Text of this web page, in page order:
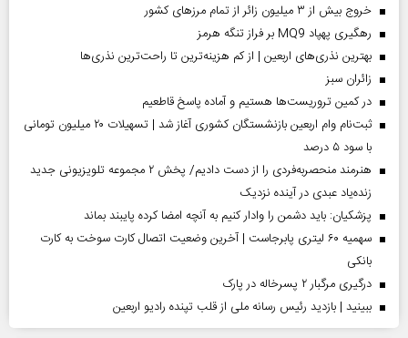
خروج بیش از ۳ میلیون زائر از تمام مرز‌های کشور
رهگیری پهپاد MQ9 بر فراز تنگه هرمز
بهترین نذری‌های اربعین | از کم هزینه‌ترین تا راحت‌ترین نذری‌ها
‌زائران سبز
در کمین تروریست‌ها هستیم و آماده پاسخ قاطعیم
ثبت‌نام وام اربعین بازنشستگان کشوری آغاز شد | تسهیلات ۲۰ میلیون تومانی
با سود ۵ درصد
هنرمند منحصر‌به‌فردی را از دست دادیم/ پخش ۲ مجموعه تلویزیونی جدید
زنده‌یاد عبدی در آینده نزدیک
پزشکیان: باید دشمن را وادار کنیم به آنچه امضا کرده پایبند بماند
سهمیه ۶۰ لیتری پابرجاست | آخرین وضعیت اتصال کارت سوخت به کارت
بانکی
درگیری مرگبار ۲ پسرخاله در پارک
ببینید | بازدید رئیس رسانه ملی از قلب تپنده رادیو اربعین